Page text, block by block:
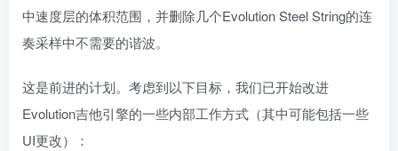
中速度层的体积范围，并删除几个Evolution Steel String的连
奏采样中不需要的谐波。
这是前进的计划。考虑到以下目标，我们已开始改进
Evolution吉他引擎的一些内部工作方式（其中可能包括一些
UI更改）：